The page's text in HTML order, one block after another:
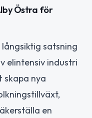
Östra för
satsning
elintensiv industri
skapa nya
en